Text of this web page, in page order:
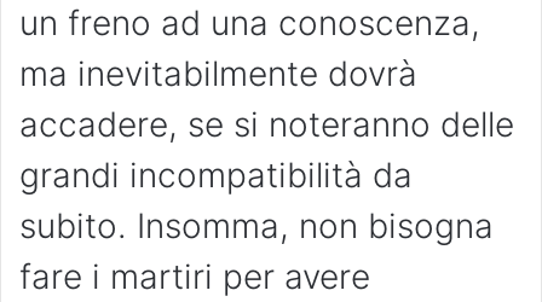
un freno ad una conoscenza,
ma inevitabilmente dovrà
accadere, se si noteranno delle
grandi incompatibilità da
subito. Insomma, non bisogna
fare i martiri per avere